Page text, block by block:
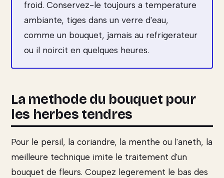
froid. Conservez-le toujours a temperature
ambiante, tiges dans un verre d'eau,
comme un bouquet, jamais au refrigerateur
ou il noircit en quelques heures.
La methode du bouquet pour
les herbes tendres
Pour le persil, la coriandre, la menthe ou l'aneth, la
meilleure technique imite le traitement d'un
bouquet de fleurs. Coupez legerement le bas des